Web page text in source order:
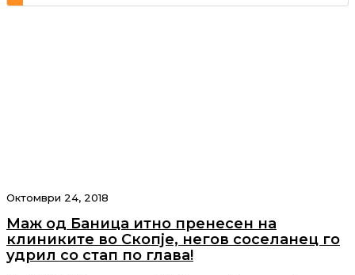
Октомври 24, 2018
Маж од Баница итно пренесен на
клиниките во Скопје, негов соселанец го
удрил со стап по глава!